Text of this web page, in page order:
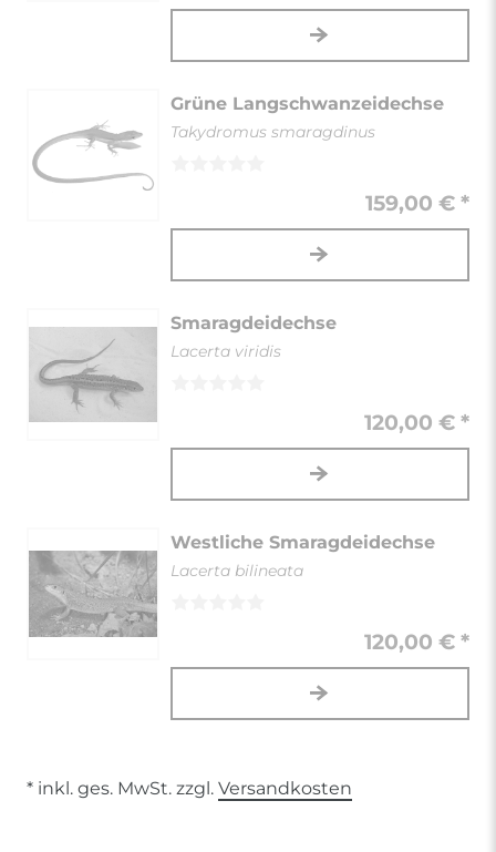
Grüne Langschwanzeidechse
Takydromus smaragdinus
159,00 € *
Smaragdeidechse
Lacerta viridis
120,00 € *
Westliche Smaragdeidechse
Lacerta bilineata
120,00 € *
* inkl. ges. MwSt. zzgl. Versandkosten